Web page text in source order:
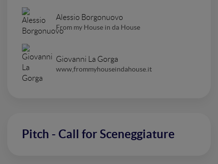
Alessio Borgonuovo
From my House in da House
Giovanni La Gorga
www,frommyhouseindahouse.it
Pitch - Call for Sceneggiature